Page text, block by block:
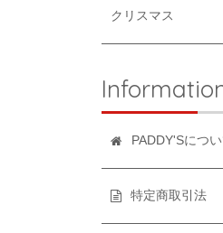
クリスマス
PADDY'Sにつ
特定商取引法